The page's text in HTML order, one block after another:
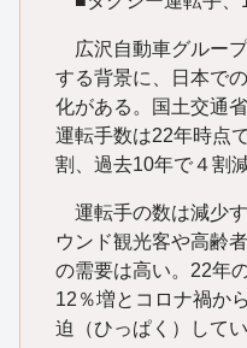
広沢自動車グルー
する背景に、日本で
化がある。国土交通
運転手数は22年時点
割、過去10年で４割
運転手の数は減少
ウンド観光客や高齢
の需要は高い。22年
12％増とコロナ禍か
迫（ひっぱく）してい